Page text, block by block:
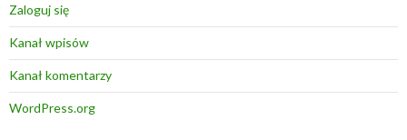
Zaloguj się
Kanał wpisów
Kanał komentarzy
WordPress.org